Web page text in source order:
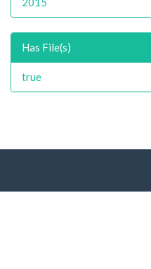
Has File(s)
true